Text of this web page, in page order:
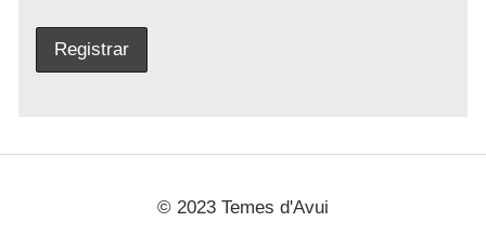
© 2023 Temes d'Avui